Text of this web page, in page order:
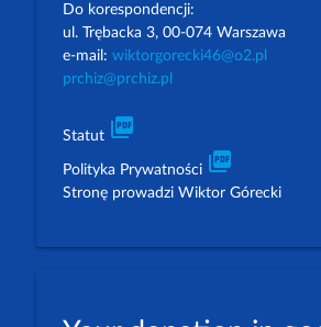
Do korespondencji:
ul. Trębacka 3, 00-074 Warszawa
e-mail: wiktorgorecki46@o2.pl
prchiz@prchiz.pl
Statut picture_as_pdf
Polityka Prywatności picture_as_pdf
Stronę prowadzi Wiktor Górecki